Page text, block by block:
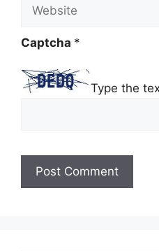
Captcha *
Type the